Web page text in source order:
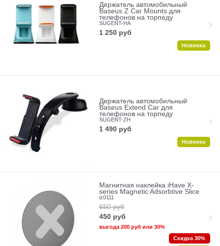
Держатель автомобильный
Baseus Z Car Mounts для
телефонов на торпеду
SUGENT-HA
1 250 руб
Новинка
Держатель автомобильный
Baseus Extend Car для
телефонов на торпеду
SUGENT-ZH
1 490 руб
Новинка
Магнитная наклейка iHave X-
series Magnetic Adsorbtive Slice
iz0111
650 руб
450 руб
выгода 200 рубили 30%
Скидка 30%